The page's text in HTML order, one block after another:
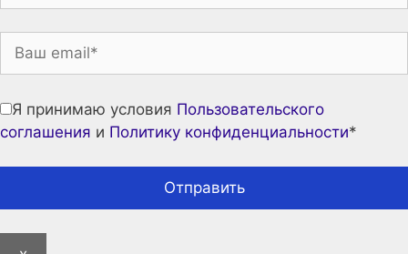
Я принимаю условия Пользовательского
соглашения и Политику конфиденциальности*